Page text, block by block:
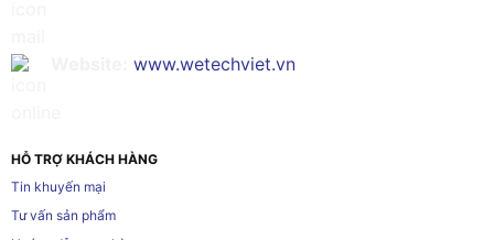
www.wetechviet.vn
HỖ TRỢ KHÁCH HÀNG
Tin khuyến mại
Tư vấn sản phẩm